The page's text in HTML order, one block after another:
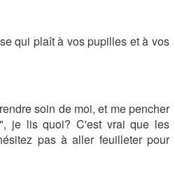
qui plaît à vos pupilles et à vos
soin de moi, et me pencher
je lis quoi? C'est vrai que les
pas à aller feuilleter pour